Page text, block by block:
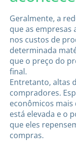
Geralmente, a
que as empresas
nos custos de
determinada
que o preço do
final.
Entretanto, altas
compradores.
econômicos mais
está elevada e o
que eles
compras.